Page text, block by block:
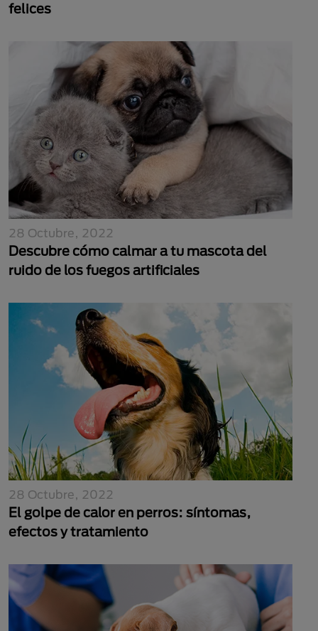
felices
28 Octubre, 2022
Descubre cómo calmar a tu mascota del
ruido de los fuegos artificiales
28 Octubre, 2022
El golpe de calor en perros: síntomas,
efectos y tratamiento